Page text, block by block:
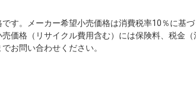
す。メーカー希望小売価格は消費税率10％に基づ
売価格（リサイクル費用含む）には保険料、税金
お問い合わせください。